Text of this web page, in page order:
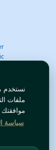
نستخدم
ملفات
سياسة